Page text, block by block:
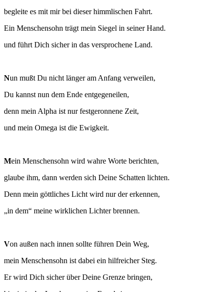
begleite es mit mir bei dieser himmlischen Fahrt.
Ein Menschensohn trägt mein Siegel in seiner Hand.
und führt Dich sicher in das versprochene Land.
Nun mußt Du nicht länger am Anfang verweilen,
Du kannst nun dem Ende entgegeneilen,
denn mein Alpha ist nur festgeronnene Zeit,
und mein Omega ist die Ewigkeit.
Mein Menschensohn wird wahre Worte berichten,
glaube ihm, dann werden sich Deine Schatten lichten.
Denn mein göttliches Licht wird nur der erkennen,
„in dem“ meine wirklichen Lichter brennen.
Von außen nach innen sollte führen Dein Weg,
mein Menschensohn ist dabei ein hilfreicher Steg.
Er wird Dich sicher über Deine Grenze bringen,